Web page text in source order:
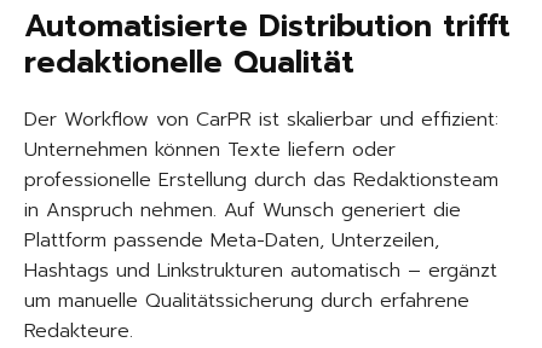
Automatisierte Distribution trifft
redaktionelle Qualität
Der Workflow von CarPR ist skalierbar und effizient:
Unternehmen können Texte liefern oder
professionelle Erstellung durch das Redaktionsteam
in Anspruch nehmen. Auf Wunsch generiert die
Plattform passende Meta-Daten, Unterzeilen,
Hashtags und Linkstrukturen automatisch – ergänzt
um manuelle Qualitätssicherung durch erfahrene
Redakteure.